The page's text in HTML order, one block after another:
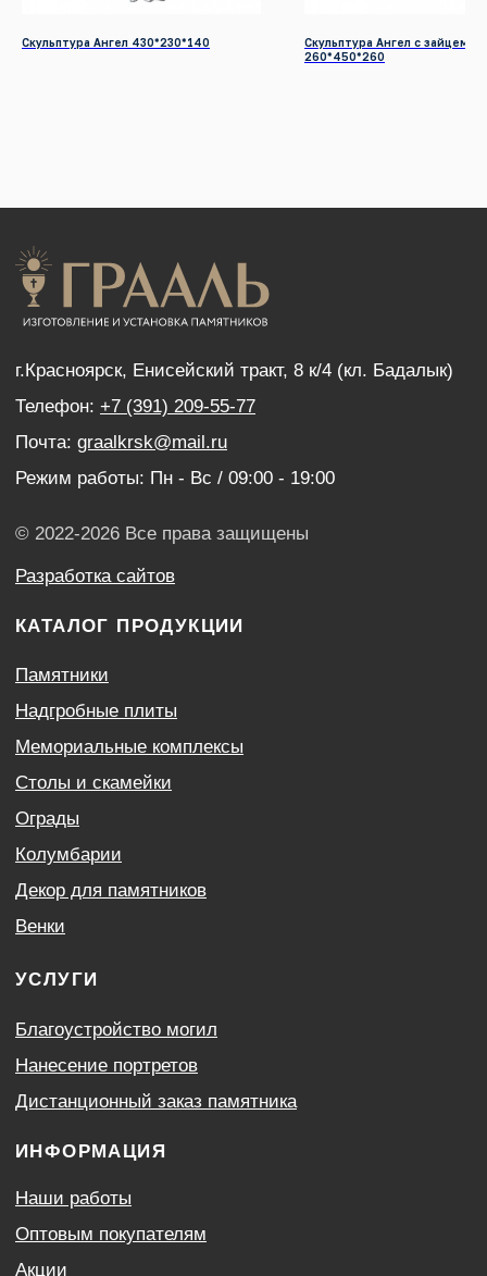
Скульптура Ангел 430*230*140
Скульптура Ангел с зайцем
260*450*260
Надгробные плиты
Благоустройство могил
Нанесение портретов
Дистанционный заказ памятника
Наши работы
Оптовым покупателям
Акции
Политика конфиденциальности
данных